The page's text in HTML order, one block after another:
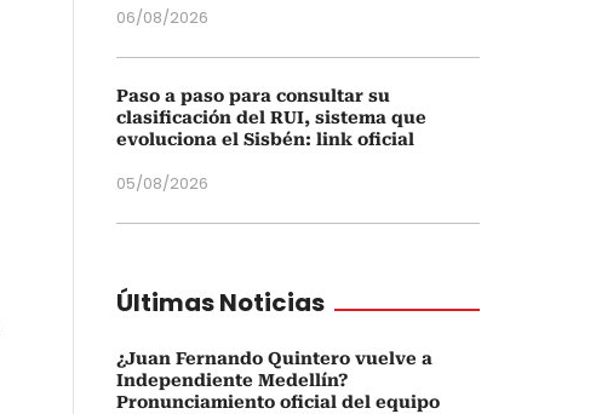
06/08/2026
Paso a paso para consultar su
clasificación del RUI, sistema que
evoluciona el Sisbén: link oficial
05/08/2026
Últimas Noticias
¿Juan Fernando Quintero vuelve a
Independiente Medellín?
Pronunciamiento oficial del equipo